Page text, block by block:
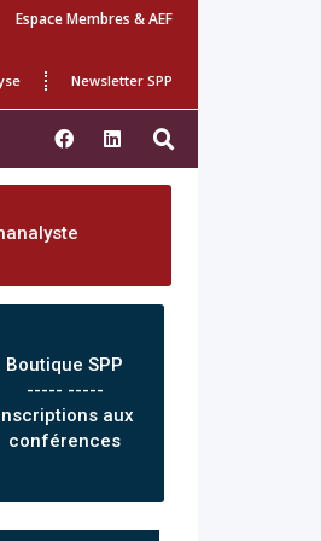
Espace Membres & AEF
Newsletter SPP
Boutique SPP
----- -----
aux
conférences